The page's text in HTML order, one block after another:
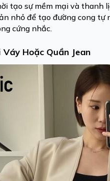
tạo sự mềm mại và thanh
nhỏ để tạo đường cong tự
cứng nhắc.
Hoặc Quần Jean